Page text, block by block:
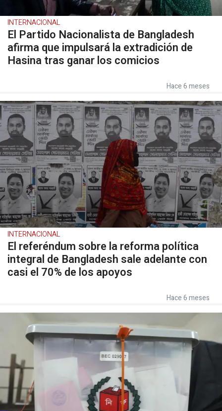
INTERNACIONAL
El Partido Nacionalista de Bangladesh
afirma que impulsará la extradición de
Hasina tras ganar los comicios
Hace 6 meses
INTERNACIONAL
El referéndum sobre la reforma política
integral de Bangladesh sale adelante con
casi el 70% de los apoyos
Hace 6 meses